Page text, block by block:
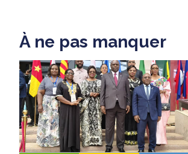
À ne pas manquer